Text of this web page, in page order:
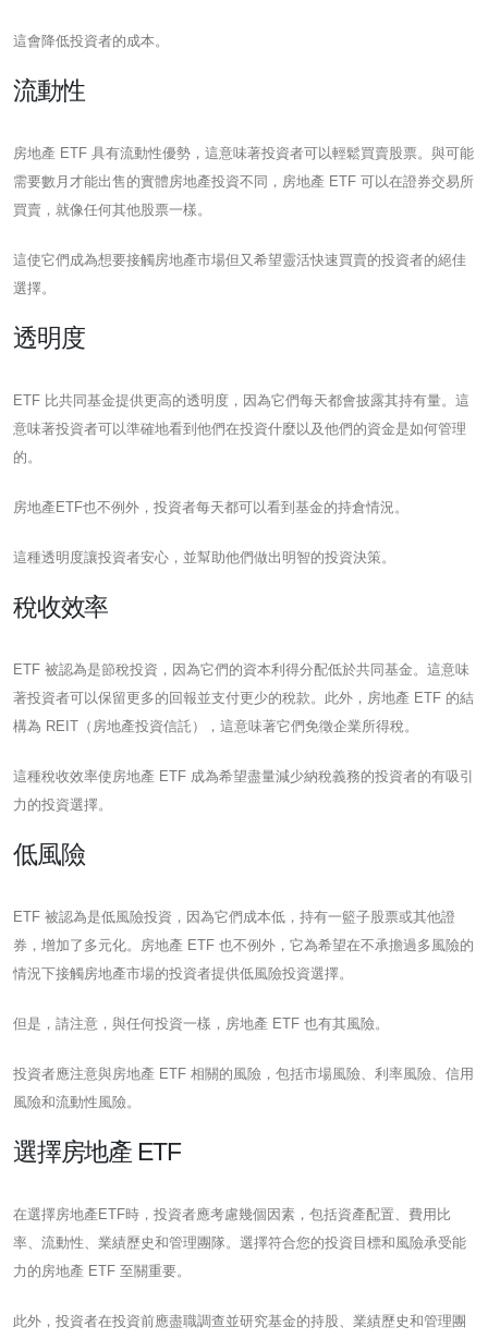
這會降低投資者的成本。
流動性
房地產 ETF 具有流動性優勢，這意味著投資者可以輕鬆買賣股票。與可能
需要數月才能出售的實體房地產投資不同，房地產 ETF 可以在證券交易所
買賣，就像任何其他股票一樣。
這使它們成為想要接觸房地產市場但又希望靈活快速買賣的投資者的絕佳
選擇。
透明度
ETF 比共同基金提供更高的透明度，因為它們每天都會披露其持有量。這
意味著投資者可以準確地看到他們在投資什麼以及他們的資金是如何管理
的。
房地產ETF也不例外，投資者每天都可以看到基金的持倉情況。
這種透明度讓投資者安心，並幫助他們做出明智的投資決策。
稅收效率
ETF 被認為是節稅投資，因為它們的資本利得分配低於共同基金。這意味
著投資者可以保留更多的回報並支付更少的稅款。此外，房地產 ETF 的結
構為 REIT（房地產投資信託），這意味著它們免徵企業所得稅。
這種稅收效率使房地產 ETF 成為希望盡量減少納稅義務的投資者的有吸引
力的投資選擇。
低風險
ETF 被認為是低風險投資，因為它們成本低，持有一籃子股票或其他證
券，增加了多元化。房地產 ETF 也不例外，它為希望在不承擔過多風險的
情況下接觸房地產市場的投資者提供低風險投資選擇。
但是，請注意，與任何投資一樣，房地產 ETF 也有其風險。
投資者應注意與房地產 ETF 相關的風險，包括市場風險、利率風險、信用
風險和流動性風險。
選擇房地產 ETF
在選擇房地產ETF時，投資者應考慮幾個因素，包括資產配置、費用比
率、流動性、業績歷史和管理團隊。選擇符合您的投資目標和風險承受能
力的房地產 ETF 至關重要。
此外，投資者在投資前應盡職調查並研究基金的持股、業績歷史和管理團